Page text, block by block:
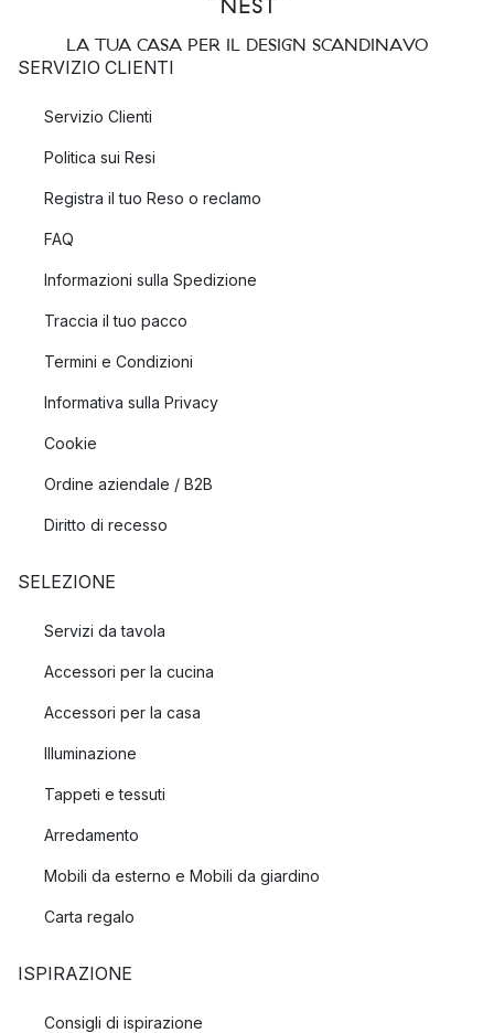
LA TUA CASA PER IL DESIGN SCANDINAVO
SERVIZIO CLIENTI
Servizio Clienti
Politica sui Resi
Registra il tuo Reso o reclamo
FAQ
Informazioni sulla Spedizione
Traccia il tuo pacco
Termini e Condizioni
Informativa sulla Privacy
Cookie
Ordine aziendale / B2B
Diritto di recesso
SELEZIONE
Servizi da tavola
Accessori per la cucina
Accessori per la casa
Illuminazione
Tappeti e tessuti
Arredamento
Mobili da esterno e Mobili da giardino
Carta regalo
ISPIRAZIONE
Consigli di ispirazione